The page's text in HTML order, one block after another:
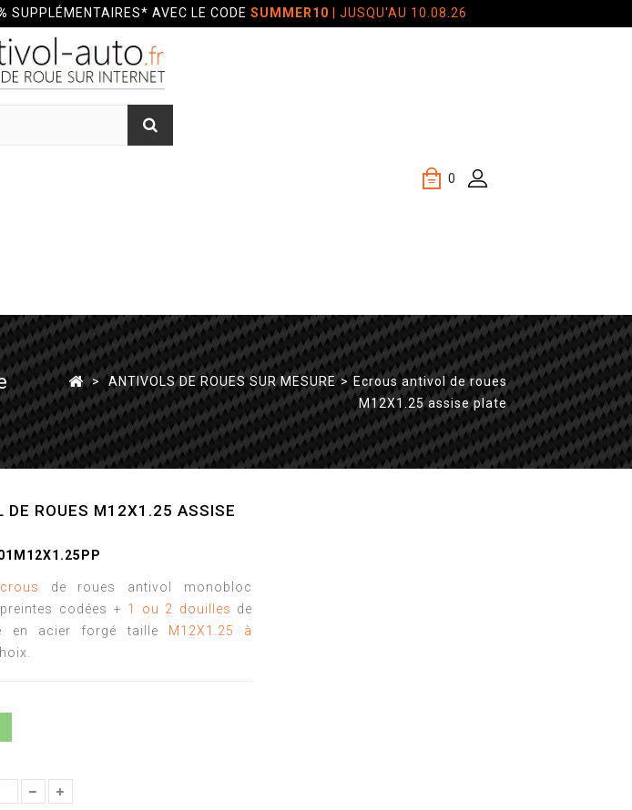
SUPPLÉMENTAIRES* AVEC LE CODE SUMMER10 | JUSQU'AU 10.08.26
0
> ANTIVOLS DE ROUES SUR MESURE > Ecrous antivol de roues
M12X1.25 assise plate
DE ROUES M12X1.25 ASSISE
de roues antivol monobloc
codées + 1 ou 2 douilles de
en acier forgé taille M12X1.25 à